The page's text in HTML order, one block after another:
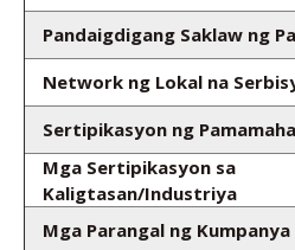
Pandaigdigang Saklaw ng
Network ng Lokal na
Sertipikasyon ng
Mga Sertipikasyon sa
Kaligtasan/Industriya
Mga Parangal ng Kumpanya